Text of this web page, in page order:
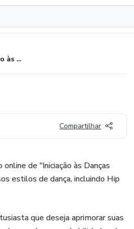
Curso de Iniciação às Danças Urbanas
Compartilhar
de "Iniciação às Danças
estilos de dança, incluindo Hip
que deseja aprimorar suas